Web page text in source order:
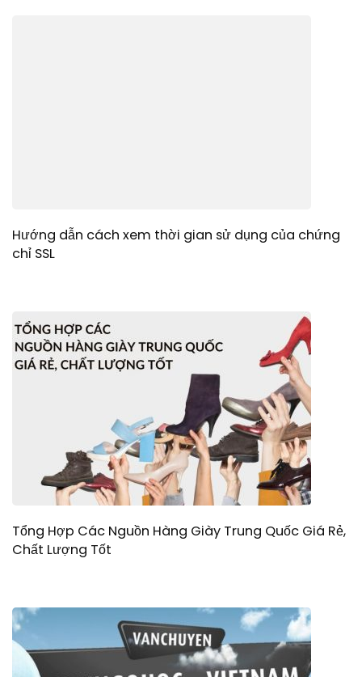
Hướng dẫn cách xem thời gian sử dụng của chứng
chỉ SSL
Tổng Hợp Các Nguồn Hàng Giày Trung Quốc Giá Rẻ,
Chất Lượng Tốt